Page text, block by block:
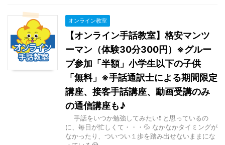
オンライン教室
【オンライン手話教室】格安マンツ
ーマン（体験30分300円）※グルー
プ参加「半額」小学生以下の子供
「無料」※手話通訳士による期間限定
講座、接客手話講座、動画受講のみ
の通信講座も♪
手話をいつか勉強してみたい❗ と思っているの
に、毎日が忙しくて・・・💦 なかなかタイミングが
なかったり、ついつい１歩を踏み出せないままにな